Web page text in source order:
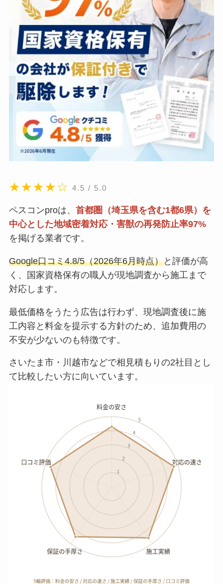
★★★★☆ 4.5 / 5.0
ペスコンproは、 首都圏（埼玉県を含む1都6県）を
中心とした地域密着対応・害獣の再発防止率97%
を掲げる業者です。
Google口コミ4.8/5（2026年6月時点）と評価が高
く、国家資格保有の職人が現地調査から施工まで
対応します。
最低価格をうたう広告は行わず、現地調査後に施
工内容と料金を提示する方針のため、追加費用の
不安が少ないのも特徴です。
さいたま市・川越市などで相見積もりの2社目とし
て比較したい方に向いています。